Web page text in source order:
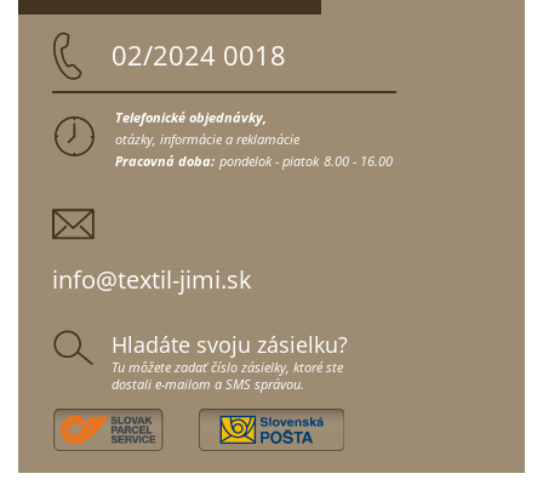
02/2024 0018
Telefonické objednávky,
otázky, informácie a reklamácie
Pracovná doba: pondelok - piatok 8.00 - 16.00
info@textil-jimi.sk
Hladáte svoju zásielku?
Tu môžete zadať číslo zásielky, ktoré ste
dostali e-mailom a SMS správou.